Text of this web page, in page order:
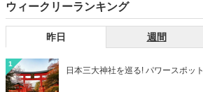
ウィークリーランキング
昨日 週間
1
日本三大神社を巡る! パワースポッ